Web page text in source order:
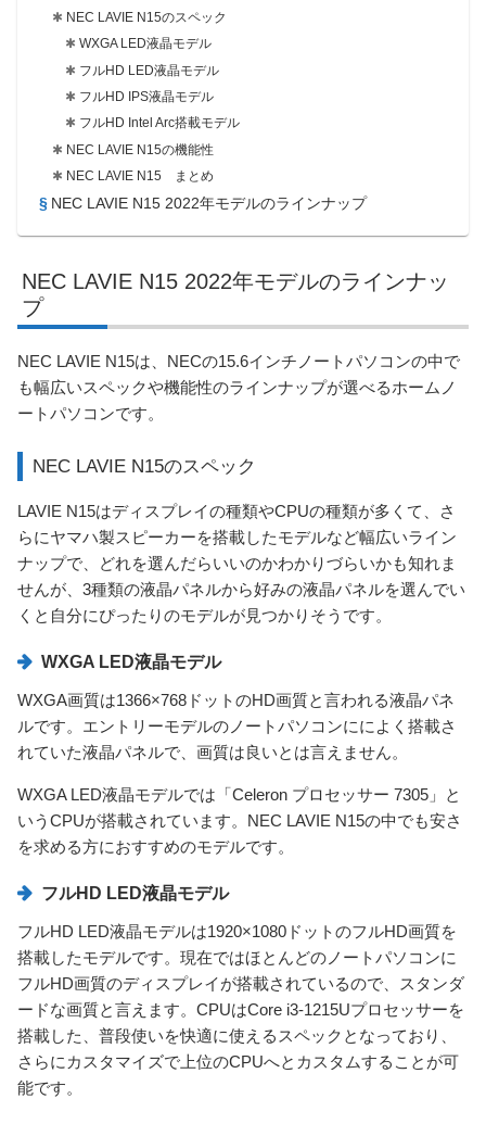
NEC LAVIE N15のスペック
WXGA LED液晶モデル
フルHD LED液晶モデル
フルHD IPS液晶モデル
フルHD Intel Arc搭載モデル
NEC LAVIE N15の機能性
NEC LAVIE N15 まとめ
NEC LAVIE N15 2022年モデルのラインナップ
NEC LAVIE N15 2022年モデルのラインナッ
プ
NEC LAVIE N15は、NECの15.6インチノートパソコンの中で
も幅広いスペックや機能性のラインナップが選べるホームノ
ートパソコンです。
NEC LAVIE N15のスペック
LAVIE N15はディスプレイの種類やCPUの種類が多くて、さ
らにヤマハ製スピーカーを搭載したモデルなど幅広いライン
ナップで、どれを選んだらいいのかわかりづらいかも知れま
せんが、3種類の液晶パネルから好みの液晶パネルを選んでい
くと自分にぴったりのモデルが見つかりそうです。
WXGA LED液晶モデル
WXGA画質は1366×768ドットのHD画質と言われる液晶パネ
ルです。エントリーモデルのノートパソコンにによく搭載さ
れていた液晶パネルで、画質は良いとは言えません。
WXGA LED液晶モデルでは「Celeron プロセッサー 7305」と
いうCPUが搭載されています。NEC LAVIE N15の中でも安さ
を求める方におすすめのモデルです。
フルHD LED液晶モデル
フルHD LED液晶モデルは1920×1080ドットのフルHD画質を
搭載したモデルです。現在ではほとんどのノートパソコンに
フルHD画質のディスプレイが搭載されているので、スタンダ
ードな画質と言えます。CPUはCore i3-1215Uプロセッサーを
搭載した、普段使いを快適に使えるスペックとなっており、
さらにカスタマイズで上位のCPUへとカスタムすることが可
能です。